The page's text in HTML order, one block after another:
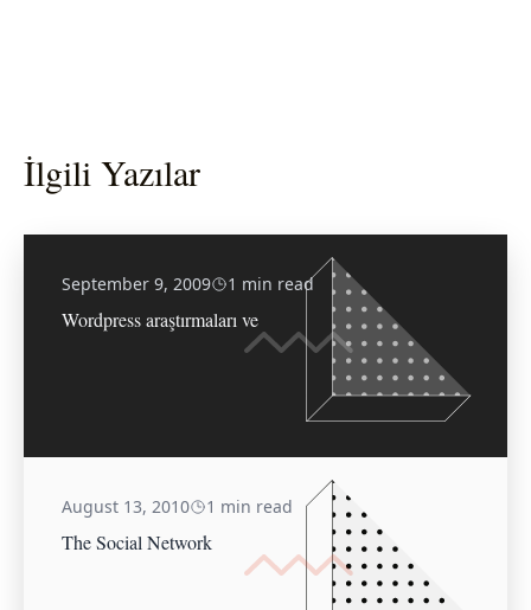
İlgili Yazılar
September 9, 2009 1 min read
Wordpress araştırmaları ve
August 13, 2010 1 min read
The Social Network